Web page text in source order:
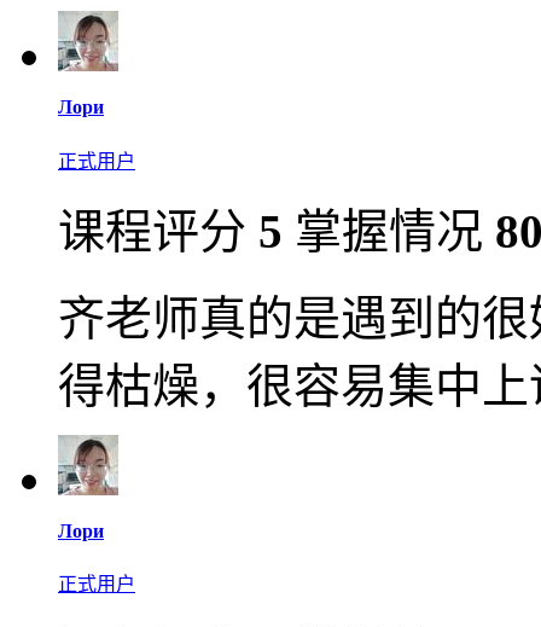
Лори
正式用户
课程评分 5 掌握情况
齐老师真的是遇到的
得枯燥，很容易集中
Лори
正式用户